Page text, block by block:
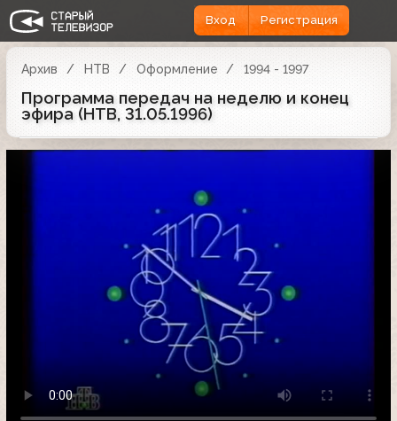
Вход Регистрация
Архив НТВ Оформление 1994 - 1997
Программа передач на неделю и конец
эфира (НТВ, 31.05.1996)